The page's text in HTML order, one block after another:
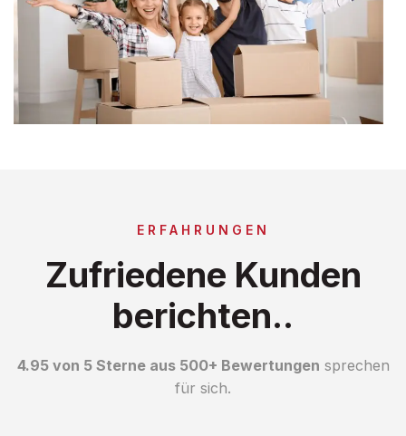
ERFAHRUNGEN
Zufriedene Kunden
berichten..
4.95 von 5 Sterne aus 500+ Bewertungen sprechen
für sich.